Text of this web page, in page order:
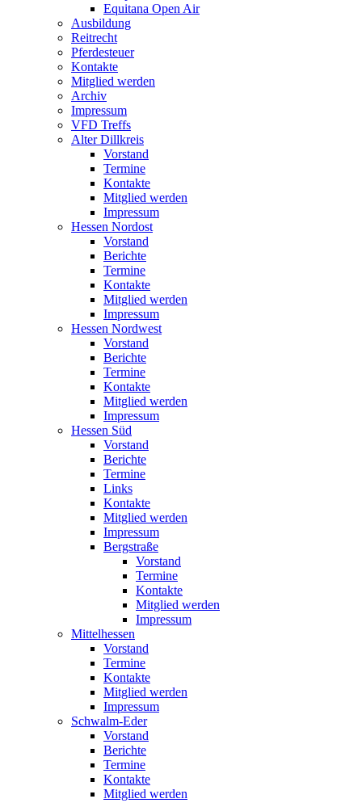
Equitana Open Air
Ausbildung
Reitrecht
Pferdesteuer
Kontakte
Mitglied werden
Archiv
Impressum
VFD Treffs
Alter Dillkreis
Vorstand
Termine
Kontakte
Mitglied werden
Impressum
Hessen Nordost
Vorstand
Berichte
Termine
Kontakte
Mitglied werden
Impressum
Hessen Nordwest
Vorstand
Berichte
Termine
Kontakte
Mitglied werden
Impressum
Hessen Süd
Vorstand
Berichte
Termine
Links
Kontakte
Mitglied werden
Impressum
Bergstraße
Vorstand
Termine
Kontakte
Mitglied werden
Impressum
Mittelhessen
Vorstand
Termine
Kontakte
Mitglied werden
Impressum
Schwalm-Eder
Vorstand
Berichte
Termine
Kontakte
Mitglied werden